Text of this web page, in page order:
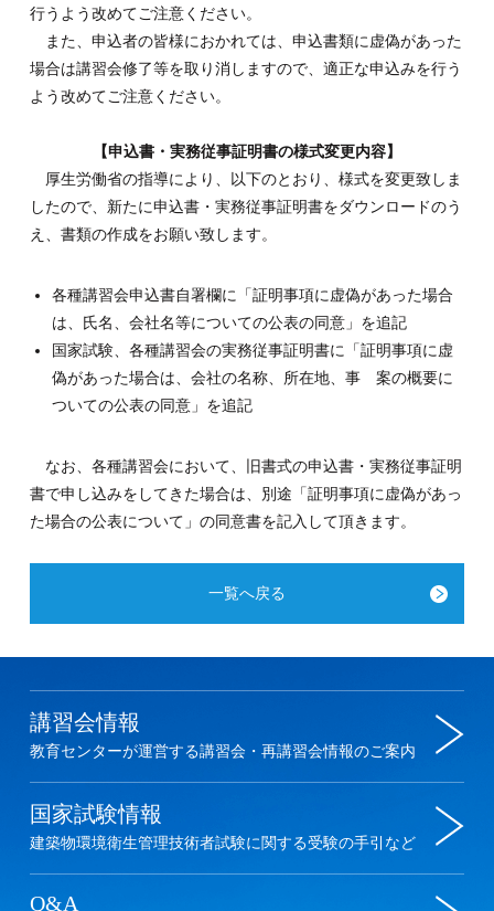
行うよう改めてご注意ください。
また、申込者の皆様におかれては、申込書類に虚偽があった
場合は講習会修了等を取り消しますので、適正な申込みを行う
よう改めてご注意ください。
【申込書・実務従事証明書の様式変更内容】
厚生労働省の指導により、以下のとおり、様式を変更致しま
したので、新たに申込書・実務従事証明書をダウンロードのう
え、書類の作成をお願い致します。
各種講習会申込書自署欄に「証明事項に虚偽があった場合
は、氏名、会社名等についての公表の同意」を追記
国家試験、各種講習会の実務従事証明書に「証明事項に虚
偽があった場合は、会社の名称、所在地、事 案の概要に
ついての公表の同意」を追記
なお、各種講習会において、旧書式の申込書・実務従事証明
書で申し込みをしてきた場合は、別途「証明事項に虚偽があっ
た場合の公表について」の同意書を記入して頂きます。
一覧へ戻る